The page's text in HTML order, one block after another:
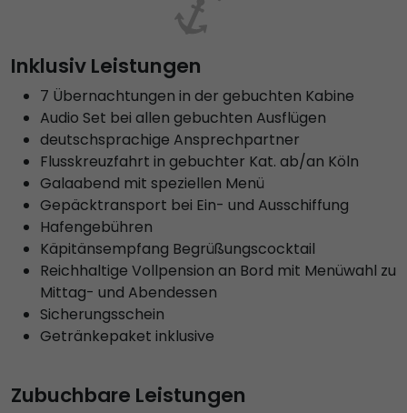
Inklusiv Leistungen
7 Übernachtungen in der gebuchten Kabine
Audio Set bei allen gebuchten Ausflügen
deutschsprachige Ansprechpartner
Flusskreuzfahrt in gebuchter Kat. ab/an Köln
Galaabend mit speziellen Menü
Gepäcktransport bei Ein- und Ausschiffung
Hafengebühren
Käpitänsempfang Begrüßungscocktail
Reichhaltige Vollpension an Bord mit Menüwahl zu
Mittag- und Abendessen
Sicherungsschein
Getränkepaket inklusive
Zubuchbare Leistungen